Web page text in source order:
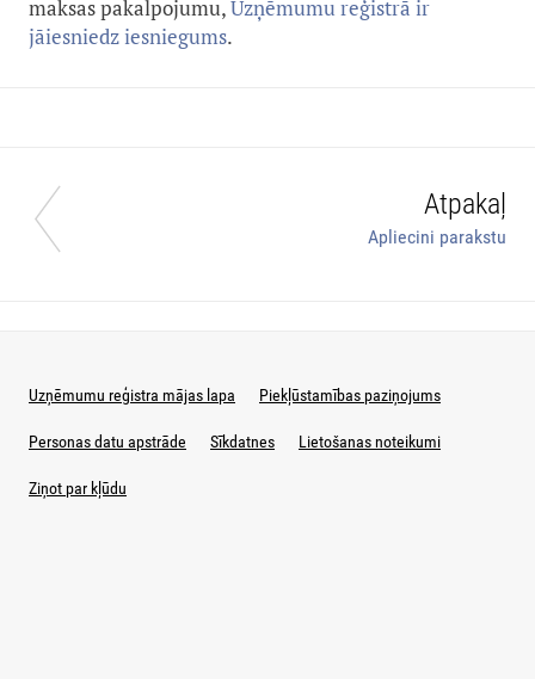
maksas pakalpojumu,Uzņēmumu reģistrā ir
jāiesniedz iesniegums.
Atpakaļ
Apliecini parakstu
Uzņēmumu reģistra mājas lapa Piekļūstamības paziņojums
Personas datu apstrāde Sīkdatnes Lietošanas noteikumi
Ziņot par kļūdu